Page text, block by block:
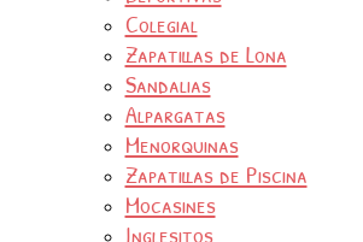
Colegial
Zapatillas de Lona
Sandalias
Alpargatas
Menorquinas
Zapatillas de Piscina
Mocasines
Inglesitos